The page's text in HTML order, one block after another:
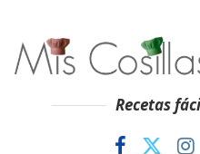
Recetas